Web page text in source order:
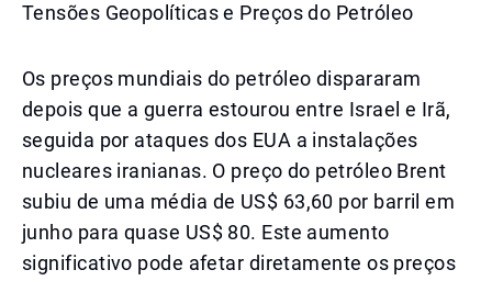
Tensões Geopolíticas e Preços do Petróleo
Os preços mundiais do petróleo dispararam
depois que a guerra estourou entre Israel e Irã,
seguida por ataques dos EUA a instalações
nucleares iranianas. O preço do petróleo Brent
subiu de uma média de US$ 63,60 por barril em
junho para quase US$ 80. Este aumento
significativo pode afetar diretamente os preços